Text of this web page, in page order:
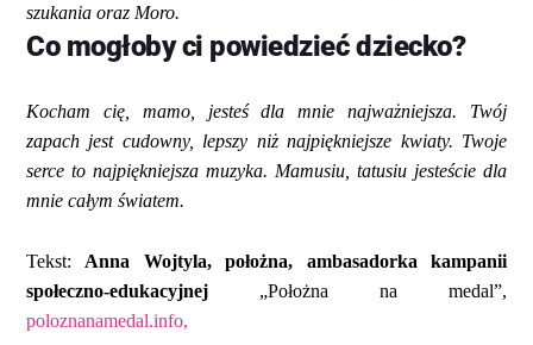
szukania oraz Moro.
Co mogłoby ci powiedzieć dziecko?
Kocham cię, mamo, jesteś dla mnie najważniejsza. Twój
zapach jest cudowny, lepszy niż najpiękniejsze kwiaty. Twoje
serce to najpiękniejsza muzyka. Mamusiu, tatusiu jesteście dla
mnie całym światem.
Tekst: Anna Wojtyla, położna, ambasadorkakampanii
społeczno-edukacyjnej
„Położna na medal”,
poloznanamedal.info,